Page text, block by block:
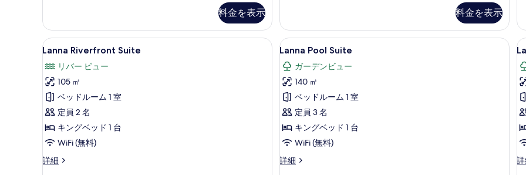
を
表
示
す
る
詳
細
料金を表示
を
表
示
す
る
詳
細
料金を表示
ス
ル
ー
ム
リ
バ
ー
ビ
ュ
ー
の
詳
細
Lanna
Riverfront
Suite
の
す
べ
て
の
写
Lanna Riverfront Suite | 高級寝具、ミニバー、セーフティボックス (室内)、デスク
6
Lanna Riverfront Suite
リバー ビュー
105 ㎡
ベッドルーム 1 室
定員 2 名
キングベッド 1 台
WiFi (無料)
詳細
Lanna
Lanna
Pool
Suite
の
す
べ
て
の
写
Lanna Pool Suite | 高級寝具、ミニバ
5
Lanna Pool Suite
ガーデンビュー
140 ㎡
ベッドルーム 1 室
定員 3 名
キングベッド 1 台
WiFi (無料)
詳細
Lanna